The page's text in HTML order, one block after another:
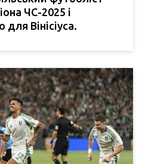
ЧС-2025 і
Вінісіуса.